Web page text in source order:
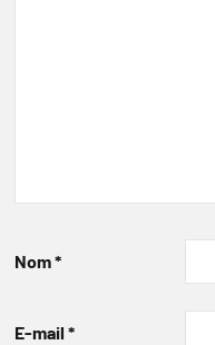
Nom*
E-mail *